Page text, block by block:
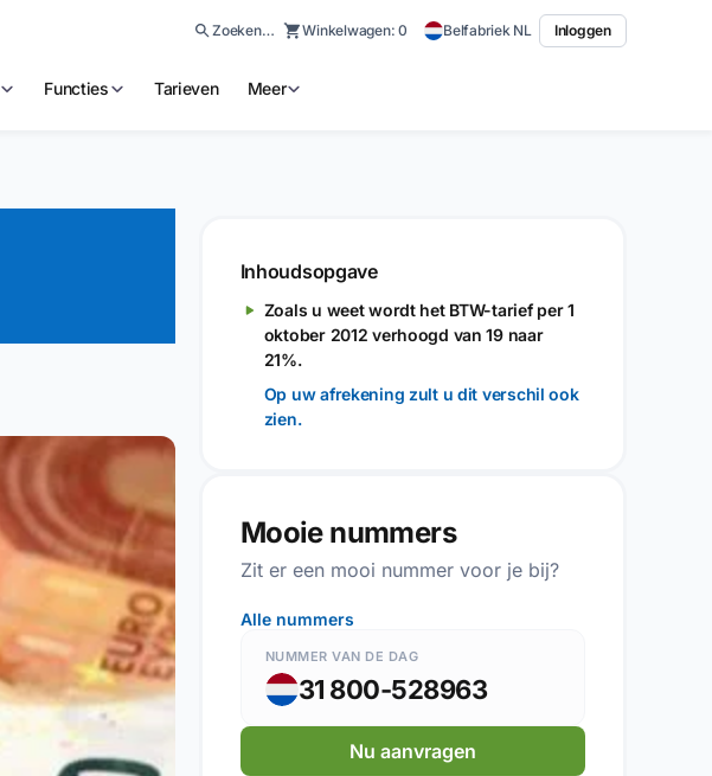
Zoeken… Winkelwagen:0 Belfabriek NL Inloggen
Functies Tarieven Meer
Inhoudsopgave
Zoals u weet wordt het BTW-tarief per 1
oktober 2012 verhoogd van 19 naar
21%.
Op uw afrekening zult u dit verschil ook
zien.
Mooie nummers
Zit er een mooi nummer voor je bij?
Alle nummers
NUMMER VAN DE DAG
31 800-528963
Nu aanvragen